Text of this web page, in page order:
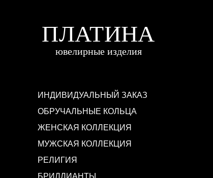
ИНДИВИДУАЛЬНЫЙ ЗАКАЗ
ОБРУЧАЛЬНЫЕ КОЛЬЦА
ЖЕНСКАЯ КОЛЛЕКЦИЯ
МУЖСКАЯ КОЛЛЕКЦИЯ
РЕЛИГИЯ
БРИЛЛИАНТЫ